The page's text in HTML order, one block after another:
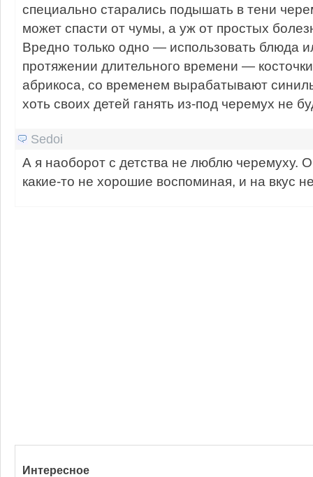
специально старались подышать в тени
может спасти от чумы, а уж от простых
Вредно только одно — использовать блюда
протяжении длительного времени —
абрикоса, со временем вырабатывают
хоть своих детей ганять из-под черемух не
Sedoi
А я наоборот с детства не люблю черемуху.
какие-то не хорошие воспоминая, и на вкус
Интересное